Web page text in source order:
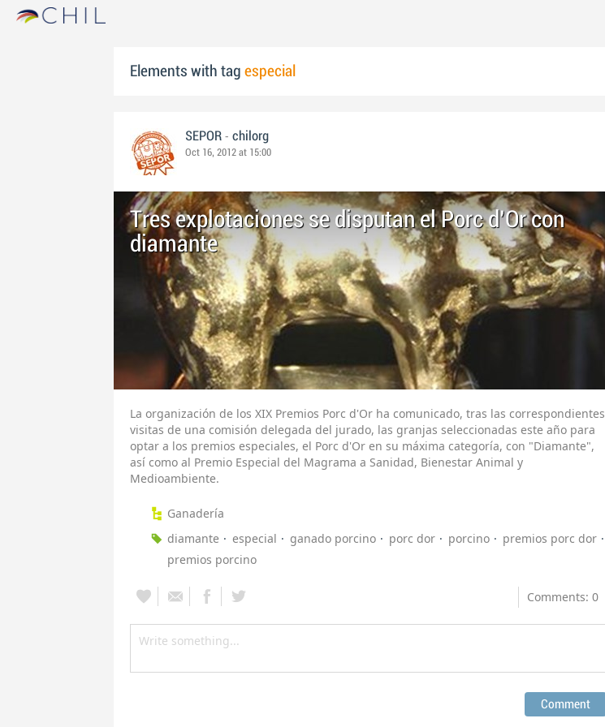
Elements with tag especial
SEPOR - chilorg
Oct 16, 2012 at 15:00
Tres explotaciones se disputan el Porc d’Or con
diamante
La organización de los XIX Premios Porc d'Or ha comunicado, tras las correspondientes
visitas de una comisión delegada del jurado, las granjas seleccionadas este año para
optar a los premios especiales, el Porc d'Or en su máxima categoría, con "Diamante",
así como al Premio Especial del Magrama a Sanidad, Bienestar Animal y
Medioambiente.
Ganadería
diamante
especial ganado porcino porc dor porcino
premios porc dor
premios porcino
Comments: 0